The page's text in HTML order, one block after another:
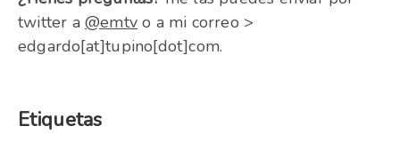
twitter a @emtv o a mi correo >
edgardo[at]tupino[dot]com.
Etiquetas